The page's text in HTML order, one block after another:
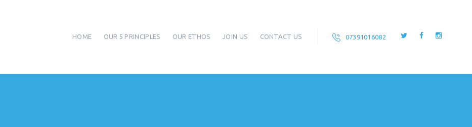
07391016082
HOME OUR 5 PRINCIPLES OUR ETHOS JOIN US CONTACT US